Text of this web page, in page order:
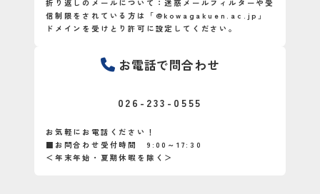
折り返しのメールについて：迷惑メールフィルターや受
信制限をされている方は「@kowagakuen.ac.jp」
ドメインを受けとり許可に設定してください。
お電話で問合わせ
026-233-0555
お気軽にお電話ください！
■お問合わせ受付時間 9:00～17:30
＜年末年始・夏期休暇を除く＞